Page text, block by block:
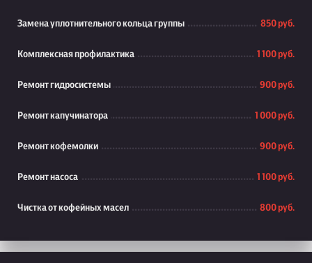
Замена уплотнительного кольца группы 850 руб.
Комплексная профилактика 1 100 руб.
Ремонт гидросистемы 900 руб.
Ремонт капучинатора 1 000 руб.
Ремонт кофемолки 900 руб.
Ремонт насоса 1 100 руб.
Чистка от кофейных масел 800 руб.